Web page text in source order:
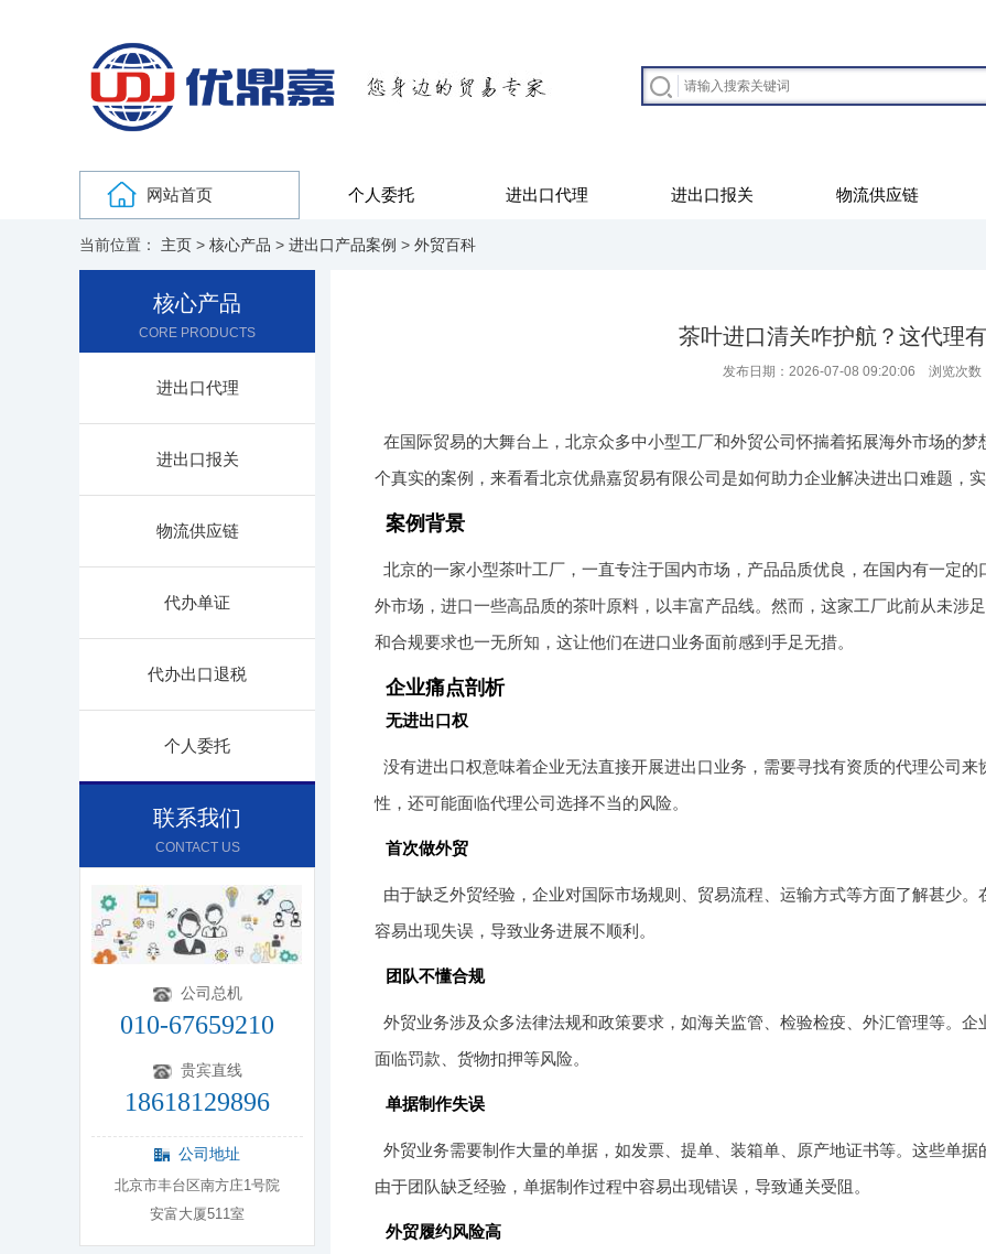
网站首页 个人委托 进出口代理 进出口报关 物流供应链
当前位置： 主页 > 核心产品 > 进出口产品案例 > 外贸百科
核心产品
CORE PRODUCTS
进出口代理
进出口报关
物流供应链
代办单证
代办出口退税
个人委托
联系我们
CONTACT US
公司总机
010-67659210
贵宾直线
18618129896
公司地址
北京市丰台区南方庄1号院
安富大厦511室
茶叶进口清关咋护航？这代理有
发布日期：2026-07-08 09:20:06 浏览次数
在国际贸易的大舞台上，北京众多中小型工厂和外贸公司怀揣着拓展海外市场的
个真实的案例，来看看北京优鼎嘉贸易有限公司是如何助力企业解决进出口难题，实
案例背景
北京的一家小型茶叶工厂，一直专注于国内市场，产品品质优良，在国内有一定
外市场，进口一些高品质的茶叶原料，以丰富产品线。然而，这家工厂此前从未涉
和合规要求也一无所知，这让他们在进口业务面前感到手足无措。
企业痛点剖析
无进出口权
没有进出口权意味着企业无法直接开展进出口业务，需要寻找有资质的代理公司
性，还可能面临代理公司选择不当的风险。
首次做外贸
由于缺乏外贸经验，企业对国际市场规则、贸易流程、运输方式等方面了解甚少
容易出现失误，导致业务进展不顺利。
团队不懂合规
外贸业务涉及众多法律法规和政策要求，如海关监管、检验检疫、外汇管理等。企
面临罚款、货物扣押等风险。
单据制作失误
外贸业务需要制作大量的单据，如发票、提单、装箱单、原产地证书等。这些单据
由于团队缺乏经验，单据制作过程中容易出现错误，导致通关受阻。
外贸履约风险高